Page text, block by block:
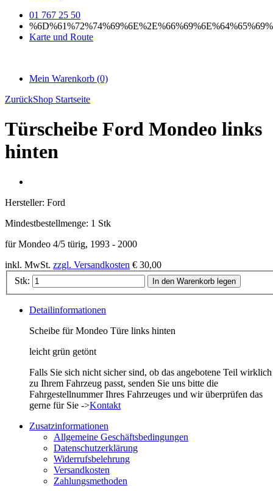
01 767 25 50
Karte und Route
Mein Warenkorb (0)
ZurückShop Startseite
Türscheibe Ford Mondeo links
hinten
Hersteller: Ford
Mindestbestellmenge: 1 Stk
für Mondeo 4/5 türig, 1993 - 2000
inkl. MwSt. zzgl. Versandkosten € 30,00
Stk:
In den Warenkorb legen
Detailinformationen
Scheibe für Mondeo Türe links hinten
leicht grün getönt
Falls Sie sich nicht sicher sind, ob das angebotene Teil wirklich
zu Ihrem Fahrzeug passt, senden Sie uns bitte die
Fahrgestellnummer Ihres Fahrzeuges und wir überprüfen das
gerne für Sie ->Kontakt
Zusatzinformationen
Allgemeine Geschäftsbedingungen
Datenschutzerklärung
Widerrufsbelehrung
Versandkosten
Zahlungsmethoden